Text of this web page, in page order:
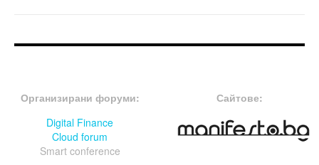
Организирани форуми:
Digital Finance
Cloud forum
Smart conference
Сайтове: